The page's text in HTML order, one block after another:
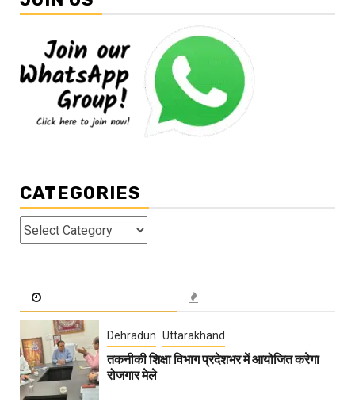
CATEGORIES
Categories
Dehradun Uttarakhand
तकनीकी शिक्षा विभाग प्रदेशभर में आयोजित करेगा
रोजगार मेले